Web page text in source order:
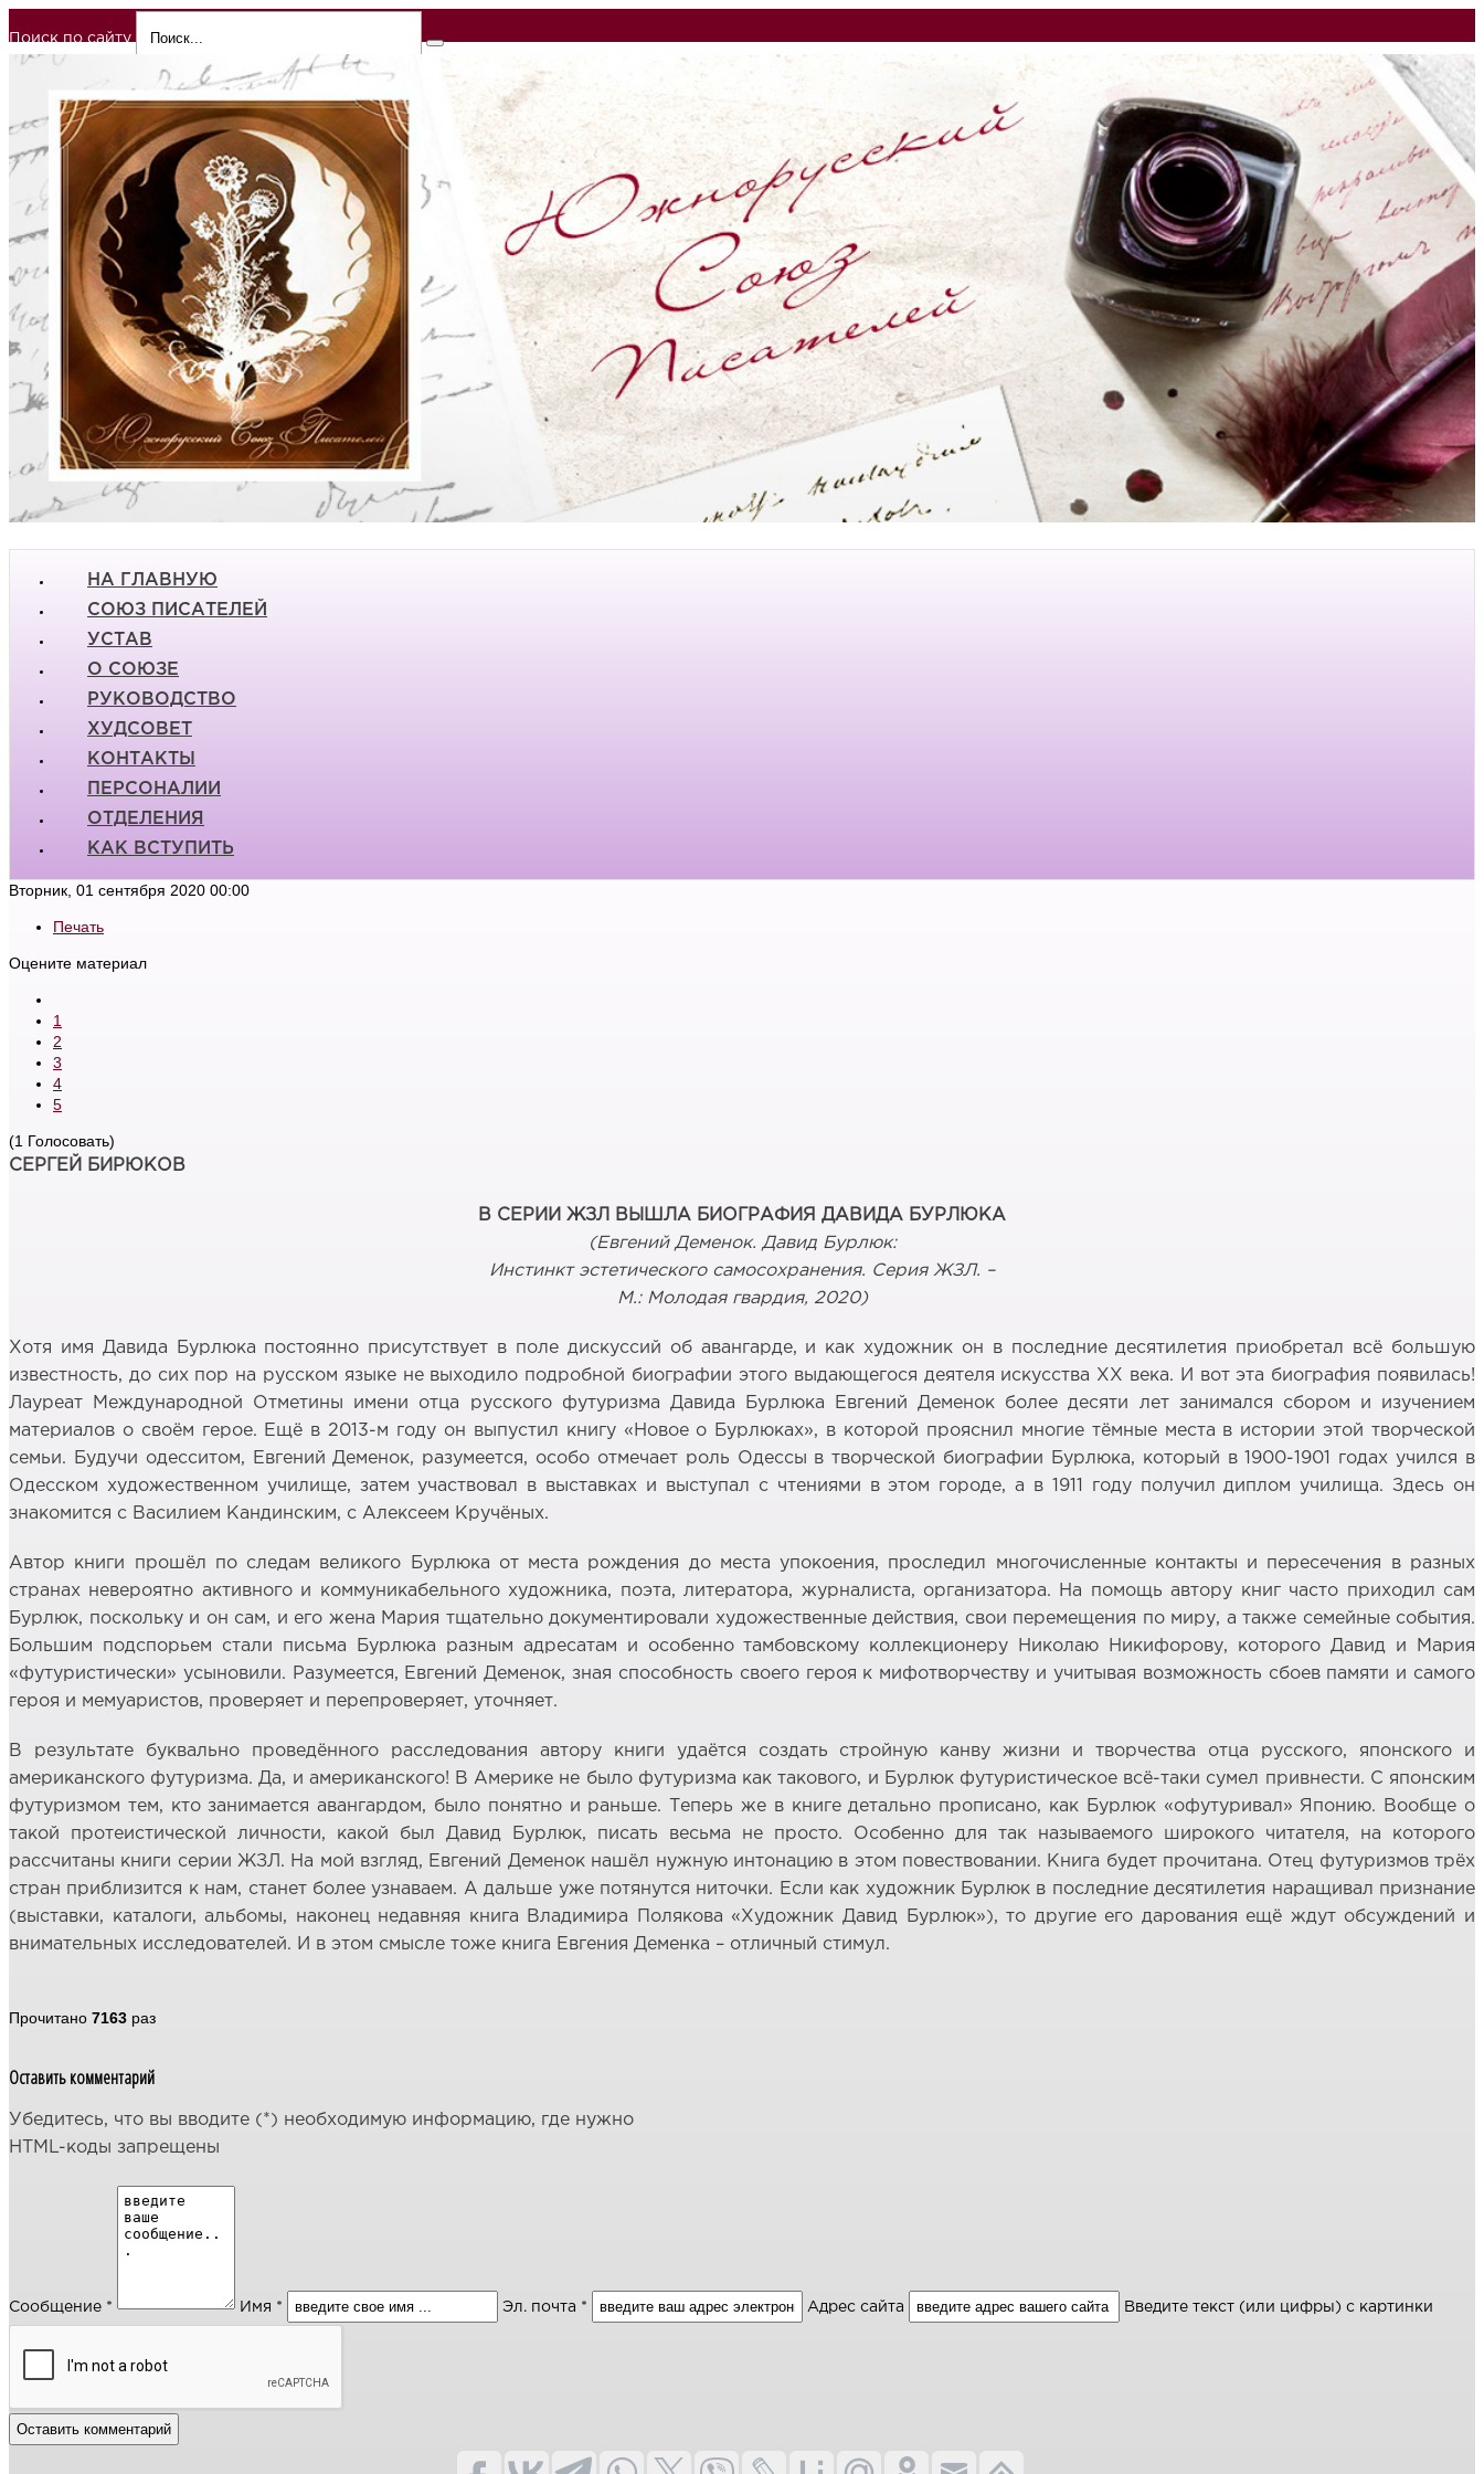
Поиск по сайту
НА ГЛАВНУЮ
СОЮЗ ПИСАТЕЛЕЙ
УСТАВ
О СОЮЗЕ
РУКОВОДСТВО
ХУДСОВЕТ
КОНТАКТЫ
ПЕРСОНАЛИИ
ОТДЕЛЕНИЯ
КАК ВСТУПИТЬ
Вторник, 01 сентября 2020 00:00
Печать
Оцените материал
1
2
3
4
5
(1 Голосовать)
СЕРГЕЙ БИРЮКОВ
В СЕРИИ ЖЗЛ ВЫШЛА БИОГРАФИЯ ДАВИДА БУРЛЮКА
(Евгений Деменок. Давид Бурлюк:
Инстинкт эстетического самосохранения. Серия ЖЗЛ. –
М.: Молодая гвардия, 2020)
Хотя имя Давида Бурлюка постоянно присутствует в поле дискуссий об авангарде, и как художник он в последние десятилетия приобретал всё большую
известность, до сих пор на русском языке не выходило подробной биографии этого выдающегося деятеля искусства ХХ века. И вот эта биография появилась!
Лауреат Международной Отметины имени отца русского футуризма Давида Бурлюка Евгений Деменок более десяти лет занимался сбором и изучением
материалов о своём герое. Ещё в 2013-м году он выпустил книгу «Новое о Бурлюках», в которой прояснил многие тёмные места в истории этой творческой
семьи. Будучи одесситом, Евгений Деменок, разумеется, особо отмечает роль Одессы в творческой биографии Бурлюка, который в 1900-1901 годах учился в
Одесском художественном училище, затем участвовал в выставках и выступал с чтениями в этом городе, а в 1911 году получил диплом училища. Здесь он
знакомится с Василием Кандинским, с Алексеем Кручёных.
Автор книги прошёл по следам великого Бурлюка от места рождения до места упокоения, проследил многочисленные контакты и пересечения в разных
странах невероятно активного и коммуникабельного художника, поэта, литератора, журналиста, организатора. На помощь автору книг часто приходил сам
Бурлюк, поскольку и он сам, и его жена Мария тщательно документировали художественные действия, свои перемещения по миру, а также семейные события.
Большим подспорьем стали письма Бурлюка разным адресатам и особенно тамбовскому коллекционеру Николаю Никифорову, которого Давид и Мария
«футуристически» усыновили. Разумеется, Евгений Деменок, зная способность своего героя к мифотворчеству и учитывая возможность сбоев памяти и самого
героя и мемуаристов, проверяет и перепроверяет, уточняет.
В результате буквально проведённого расследования автору книги удаётся создать стройную канву жизни и творчества отца русского, японского и
американского футуризма. Да, и американского! В Америке не было футуризма как такового, и Бурлюк футуристическое всё-таки сумел привнести. С японским
футуризмом тем, кто занимается авангардом, было понятно и раньше. Теперь же в книге детально прописано, как Бурлюк «офутуривал» Японию. Вообще о
такой протеистической личности, какой был Давид Бурлюк, писать весьма не просто. Особенно для так называемого широкого читателя, на которого
рассчитаны книги серии ЖЗЛ. На мой взгляд, Евгений Деменок нашёл нужную интонацию в этом повествовании. Книга будет прочитана. Отец футуризмов трёх
стран приблизится к нам, станет более узнаваем. А дальше уже потянутся ниточки. Если как художник Бурлюк в последние десятилетия наращивал признание
(выставки, каталоги, альбомы, наконец недавняя книга Владимира Полякова «Художник Давид Бурлюк»), то другие его дарования ещё ждут обсуждений и
внимательных исследователей. И в этом смысле тоже книга Евгения Деменка – отличный стимул.
Прочитано 7163 раз
Оставить комментарий
Убедитесь, что вы вводите (*) необходимую информацию, где нужно
HTML-коды запрещены
Сообщение * Имя * Эл. почта * Адрес сайта Введите текст (или цифры) с картинки